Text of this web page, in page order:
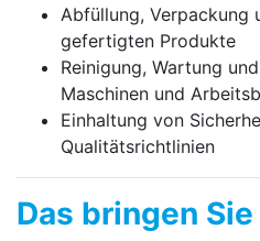
Abfüllung, Verpackung
gefertigten Produkte
Reinigung, Wartung
Maschinen und
Einhaltung von
Qualitätsrichtlinien
Das bringen